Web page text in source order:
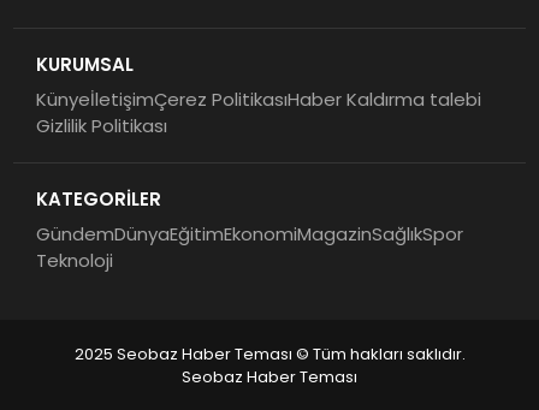
KURUMSAL
KünyeİletişimÇerez PolitikasıHaber Kaldırma talebi
Gizlilik Politikası
KATEGORİLER
GündemDünyaEğitimEkonomiMagazinSağlıkSpor
Teknoloji
2025 Seobaz Haber Teması © Tüm hakları saklıdır.
Seobaz Haber Teması